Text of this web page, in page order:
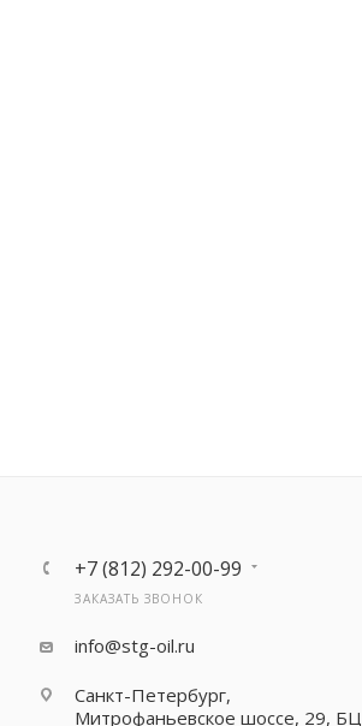
+7 (812) 292-00-99
ЗАКАЗАТЬ ЗВОНОК
info@stg-oil.ru
Санкт-Петербург,
Митрофаньевское шоссе, 29, БЦ